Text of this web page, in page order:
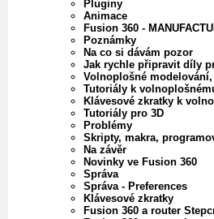
Pluginy
Animace
Fusion 360 -
Poznámky
Na co si dávám pozor
Jak rychle připravit díly
Volnoplošné
Tutoriály k
Klávesové zkratky k
Tutoriály pro 3D
Problémy
Skripty, makra,
Na závěr
Novinky ve Fusion 360
Správa
Správa - Preferences
Klávesové zkratky
Fusion 360 a router